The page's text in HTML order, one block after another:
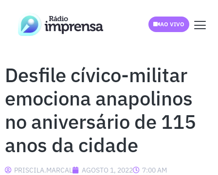
AO VIVO
Desfile cívico-militar
emociona anapolinos
no aniversário de 115
anos da cidade
PRISCILA.MARCAL AGOSTO 1, 2022 7:00 AM